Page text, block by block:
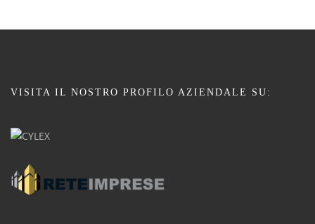
VISITA IL NOSTRO PROFILO AZIENDALE SU: